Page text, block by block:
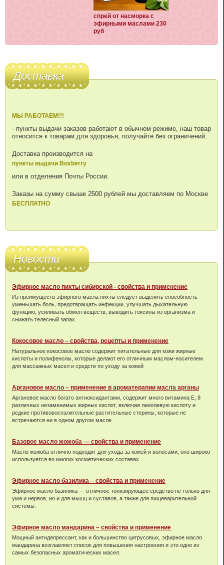
спрей от насморка с
эфирными маслами 230
руб
Доставка
МЫ РАБОТАЕМ!!!
- пункты выдачи заказов работают в обычном режиме, наш товар
относится к товарам для здоровья, получайте без ограничений.
Доставка производится на
пункты выдачи Boxberry
или в отделения Почты России.
Заказы на сумму свыше 2500 рублей мы доставляем по Москве
БЕСПЛАТНО
Новости
Эфирное масло пихты сибирской - свойства и применение
Из преимуществ эфирного масла пихты следует выделить способность
уменьшать боль, предотвращать инфекции, улучшать дыхательную
функцию, усиливать обмен веществ, выводить токсины из организма и
снижать телесный запах.
Кокосовое масло – свойства, рецепты и применение
Натуральное кокосовое масло содержит питательные для кожи жирные
кислоты и полифенолы, которые делают его отличным маслом-носителем
для массажных масел и средств по уходу за кожей
Аргановое масло – применение в ароматерапии масла арганы
Аргановое масло богато антиоксидантами, содержит много витамина Е, 8
различных незаменимых жирных кислот, включая линолевую кислоту и
редкие противовоспалительные растительные стерины, которые не
встречаются ни в одном другом масле.
Базовое масло жожоба — свойства и применение
Масло жожоба отлично подходит для ухода за кожей и волосами, оно широко
используется во многих косметических составах.
Эфирное масло базилика – свойства и применение
Эфирное масло базилика — отличное тонизирующее средство не только для
ума и нервов, но и для мышц и суставов, а также для пищеварительной
системы.
Эфирное масло мандарина – свойства и применение
Мощный антидепрессант, как и большинство цитрусовых, эфирное масло
мандарина возглавляет список для повышения настроения и это одно из
самых безопасных ароматических масел.